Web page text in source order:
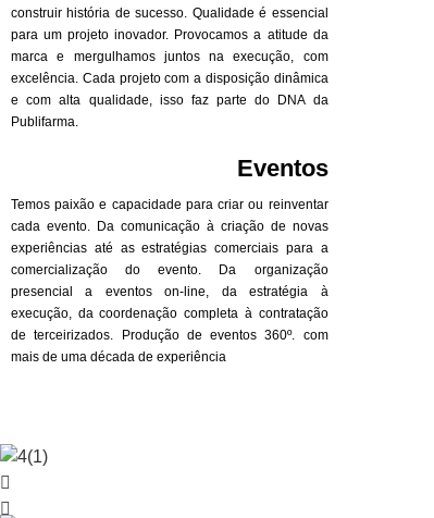
construir história de sucesso. Qualidade é essencial
para um projeto inovador. Provocamos a atitude da
marca e mergulhamos juntos na execução, com
excelência. Cada projeto com a disposição dinâmica
e com alta qualidade, isso faz parte do DNA da
Publifarma.
Eventos
Temos paixão e capacidade para criar ou reinventar
cada evento. Da comunicação à criação de novas
experiências até as estratégias comerciais para a
comercialização do evento. Da organização
presencial a eventos on-line, da estratégia à
execução, da coordenação completa à contratação
de terceirizados. Produção de eventos 360º. com
mais de uma década de experiência